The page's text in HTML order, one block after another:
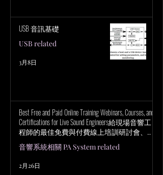
USB 音訊基礎
USB related
3月8日
Best Free and Paid Online Training Webinars, Courses, and
Certifications for Live Sound Engineers給現場音響工
程師的最佳免費與付費線上培訓研討會、課
程與認證
音響系統相關 PA System related
2月26日